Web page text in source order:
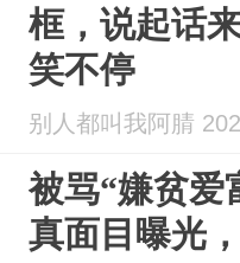
框，说起话
笑不停
别人都叫我阿腈
被骂“嫌贫爱
真面目曝光